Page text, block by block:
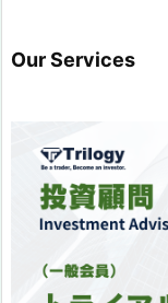
Our Services